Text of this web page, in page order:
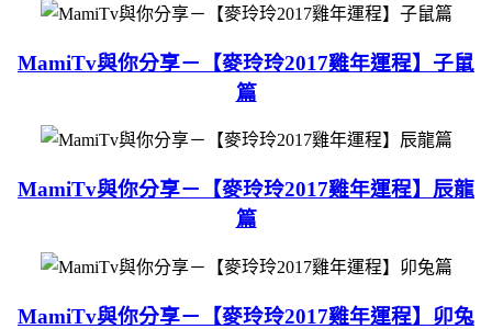
MamiTv與你分享－【麥玲玲2017雞年運程】子鼠
篇
MamiTv與你分享－【麥玲玲2017雞年運程】辰龍
篇
MamiTv與你分享－【麥玲玲2017雞年運程】卯兔